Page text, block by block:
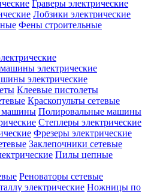
Граверы электрические
Лобзики электрические
Фены строительные
электрические
Клеевые пистолеты
Краскопульты сетевые
Полировальные машины
Степлеры электрические
Фрезеры электрические
Заклепочники сетевые
Пилы цепные
Реноваторы сетевые
Ножницы по